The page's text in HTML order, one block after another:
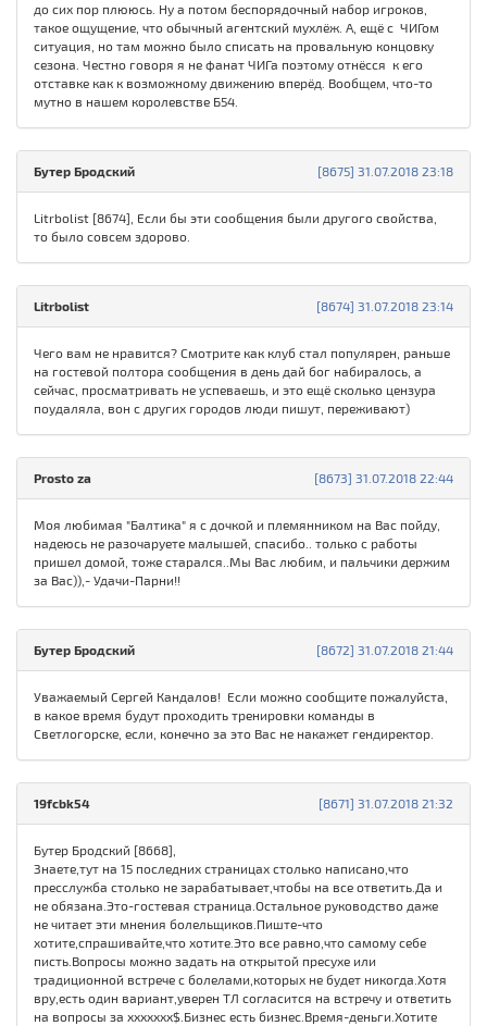
до сих пор плююсь. Ну а потом беспорядочный набор игроков,
такое ощущение, что обычный агентский мухлёж. А, ещё с ЧИГом
ситуация, но там можно было списать на провальную концовку
сезона. Честно говоря я не фанат ЧИГа поэтому отнёсся к его
отставке как к возможному движению вперёд. Вообщем, что-то
мутно в нашем королевстве Б54.
[8675] 31.07.2018 23:18
Бутер Бродский
Litrbolist [8674], Если бы эти сообщения были другого свойства,
то было совсем здорово.
[8674] 31.07.2018 23:14
Litrbolist
Чего вам не нравится? Смотрите как клуб стал популярен, раньше
на гостевой полтора сообщения в день дай бог набиралось, а
сейчас, просматривать не успеваешь, и это ещё сколько цензура
поудаляла, вон с других городов люди пишут, переживают)
[8673] 31.07.2018 22:44
Prosto za
Моя любимая "Балтика" я с дочкой и племянником на Вас пойду,
надеюсь не разочаруете малышей, спасибо.. только с работы
пришел домой, тоже старался..Мы Вас любим, и пальчики держим
за Вас)),- Удачи-Парни!!
[8672] 31.07.2018 21:44
Бутер Бродский
Уважаемый Сергей Кандалов! Если можно сообщите пожалуйста,
в какое время будут проходить тренировки команды в
Светлогорске, если, конечно за это Вас не накажет гендиректор.
[8671] 31.07.2018 21:32
19fcbk54
Бутер Бродский [8668],
Знаете,тут на 15 последних страницах столько написано,что
пресслужба столько не зарабатывает,чтобы на все ответить.Да и
не обязана.Это-гостевая страница.Остальное руководство даже
не читает эти мнения болельщиков.Пиште-что
хотите,спрашивайте,что хотите.Это все равно,что самому себе
писть.Вопросы можно задать на открытой пресухе или
традиционной встрече с болелами,которых не будет никогда.Хотя
вру,есть один вариант,уверен ТЛ согласится на встречу и ответить
на вопросы за ххххххх$.Бизнес есть бизнес.Время-деньги.Хотите